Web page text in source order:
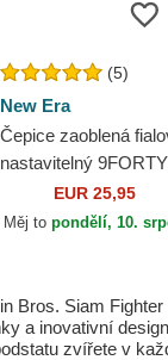
(5)
New Era
Čepice zaoblená
nastavitelný 9FORTY
League Essential New
York Yankees MLB
EUR 25,95
Měj topondělí, 10.
Bros. Siam
a inovativní
zvířete v